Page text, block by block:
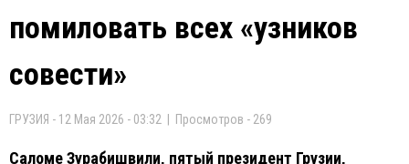
помиловать всех «узников
совести»
ГРУЗИЯ - 12 Мая 2026 - 03:32 | Просмотров - 269
Саломе Зурабишвили, пятый президент Грузии,